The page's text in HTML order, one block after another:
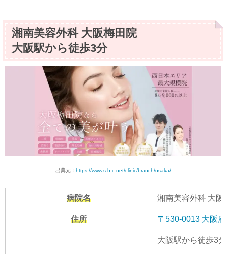
湘南美容外科 大阪梅田院
大阪駅から徒歩3分
出典元： https://www.s-b-c.net/clinic/branch/osaka/
病院名 湘南美容外科 大阪
住所 〒530-0013 大阪
大阪駅から徒歩3分